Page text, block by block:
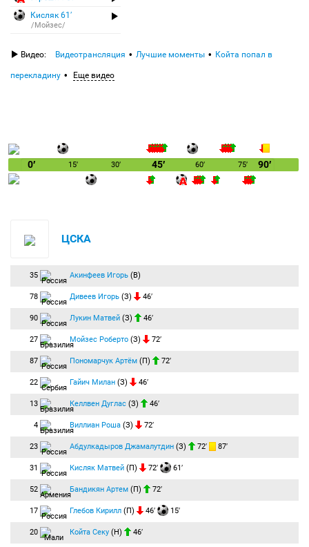
Кисляк 61′
/Мойзес/
Видео: Видеотрансляция Лучшие моменты Койта попал в
перекладину Еще видео
0′ 15′ 30′ 45′ 60′ 75′ 90′
ЦСКА
35 Акинфеев Игорь (В)
78 Дивеев Игорь (З) 46′
90 Лукин Матвей (З) 46′
27 Мойзес Роберто (З) 72′
87 Пономарчук Артём (П) 72′
22 Гайич Милан (З) 46′
13 Келлвен Дуглас (З) 46′
4 Виллиан Роша (З) 72′
23 Абдулкадыров Джамалутдин (З) 72′ 87′
31 Кисляк Матвей (П) 72′ 61′
52 Бандикян Артем (П) 72′
17 Глебов Кирилл (П) 46′ 15′
20 Койта Секу (Н) 46′